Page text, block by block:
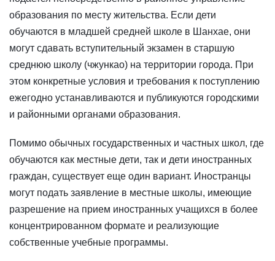
образования по месту жительства. Если дети
обучаются в младшей средней школе в Шанхае, они
могут сдавать вступительный экзамен в старшую
среднюю школу (чжункао) на территории города. При
этом конкретные условия и требования к поступлению
ежегодно устанавливаются и публикуются городскими
и районными органами образования.
Помимо обычных государственных и частных школ, где
обучаются как местные дети, так и дети иностранных
граждан, существует еще один вариант. Иностранцы
могут подать заявление в местные школы, имеющие
разрешение на прием иностранных учащихся в более
концентрированном формате и реализующие
собственные учебные программы.